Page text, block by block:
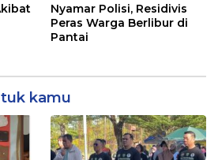
Nyamar Polisi, Residivis
Peras Warga Berlibur di
Pantai
kamu